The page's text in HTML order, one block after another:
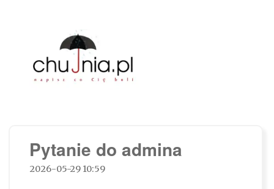
Pytanie do admina
2026-05-29 10:59